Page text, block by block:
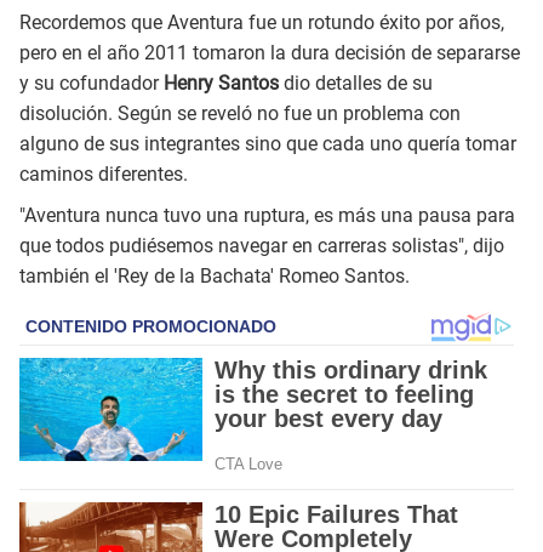
Recordemos que Aventura fue un rotundo éxito por años,
pero en el año 2011 tomaron la dura decisión de separarse
y su cofundador Henry Santos dio detalles de su
disolución. Según se reveló no fue un problema con
alguno de sus integrantes sino que cada uno quería tomar
caminos diferentes.
"Aventura nunca tuvo una ruptura, es más una pausa para
que todos pudiésemos navegar en carreras solistas", dijo
también el 'Rey de la Bachata' Romeo Santos.